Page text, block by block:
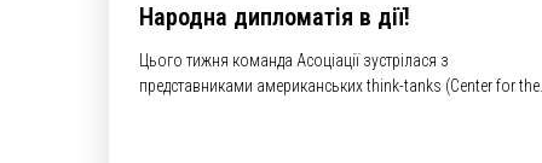
Народна дипломатія в дії!
Цього тижня команда Асоціації зустрілася з
представниками американських think-tanks (Center for the